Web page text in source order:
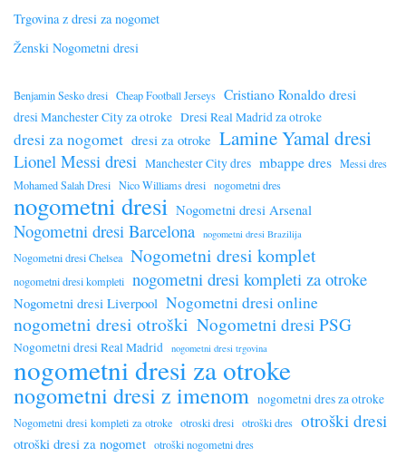
Trgovina z dresi za nogomet
Ženski Nogometni dresi
Benjamin Sesko dresi Cheap Football Jerseys Cristiano Ronaldo dresi
dresi Manchester City za otroke Dresi Real Madrid za otroke
dresi za nogomet dresi za otroke Lamine Yamal dresi
Lionel Messi dresi Manchester City dres mbappe dres Messi dres
Mohamed Salah Dresi Nico Williams dresi nogometni dres
nogometni dresi Nogometni dresi Arsenal
Nogometni dresi Barcelona nogometni dresi Brazilija
Nogometni dresi Chelsea Nogometni dresi komplet
nogometni dresi kompleti nogometni dresi kompleti za otroke
Nogometni dresi Liverpool Nogometni dresi online
nogometni dresi otroški Nogometni dresi PSG
Nogometni dresi Real Madrid nogometni dresi trgovina
nogometni dresi za otroke
nogometni dresi z imenom nogometni dres za otroke
Nogometni dresi kompleti za otroke otroski dresi otroški dres otroški dresi
otroški dresi za nogomet otroški nogometni dres